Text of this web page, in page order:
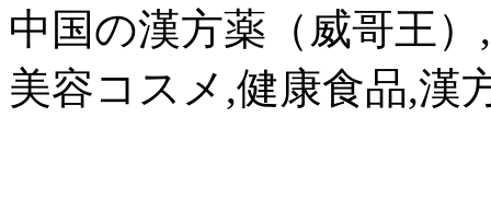
中国の漢方薬（威哥王
美容コスメ,健康食品,漢